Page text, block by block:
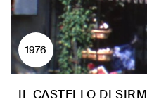
1976
IL CASTELLO DI